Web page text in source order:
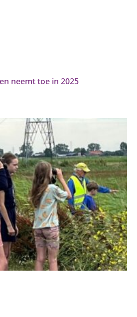
neemt toe in 2025